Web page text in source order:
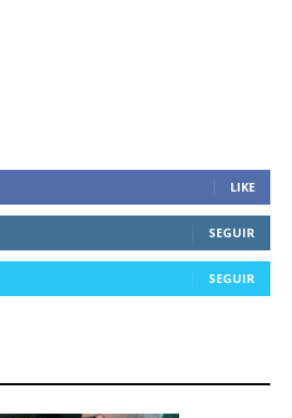
LIKE
SEGUIR
SEGUIR